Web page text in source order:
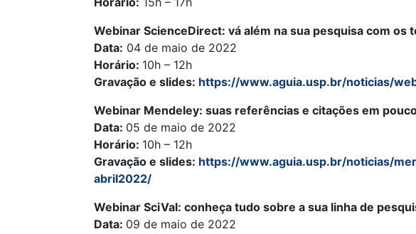
Webinar ScienceDirect: vá além na sua pesquisa com os
Data: 04 de maio de 2022
Horário: 10h – 12h
Gravação e slides: https://www.aguia.usp.br/noticias/
Webinar Mendeley: suas referências e citações em
Data: 05 de maio de 2022
Horário: 10h – 12h
Gravação e slides: https://www.aguia.usp.br/noticias/
abril2022/
Webinar SciVal: conheça tudo sobre a sua linha de
Data: 09 de maio de 2022